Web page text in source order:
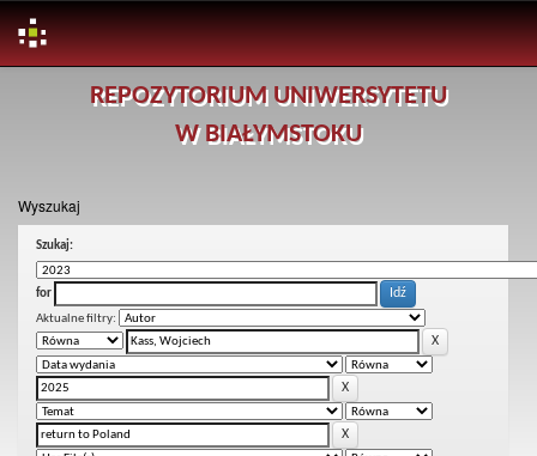
REPOZYTORIUM UNIWERSYTETU
W BIAŁYMSTOKU
Wyszukaj
Szukaj:
for
Aktualne filtry: